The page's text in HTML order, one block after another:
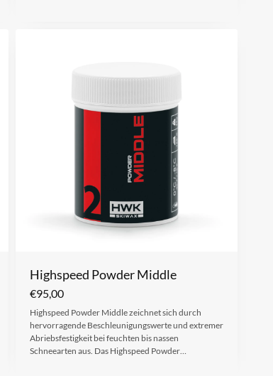
Highspeed Powder Middle
€95,00
Highspeed Powder Middle zeichnet sich durch
hervorragende Beschleunigungswerte und extremer
Abriebsfestigkeit bei feuchten bis nassen
Schneearten aus. Das Highspeed Powder…